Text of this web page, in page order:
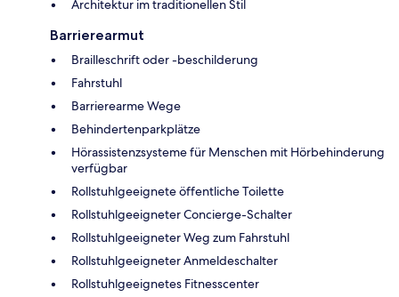
Architektur im traditionellen Stil
Barrierearmut
Brailleschrift oder -beschilderung
Fahrstuhl
Barrierearme Wege
Behindertenparkplätze
Hörassistenzsysteme für Menschen mit Hörbehinderung
verfügbar
Rollstuhlgeeignete öffentliche Toilette
Rollstuhlgeeigneter Concierge-Schalter
Rollstuhlgeeigneter Weg zum Fahrstuhl
Rollstuhlgeeigneter Anmeldeschalter
Rollstuhlgeeignetes Fitnesscenter